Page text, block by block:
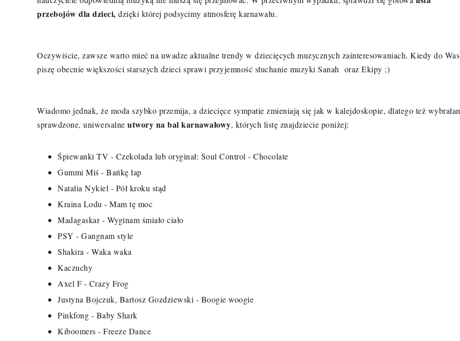
przebojów dla dzieci, dzięki której podsycimy atmosferę karnawału.
Oczywiście, zawsze warto mieć na uwadze aktualne trendy w dziecięcych muzycznych zainteresowaniach. Kiedy do Was
piszę obecnie większości starszych dzieci sprawi przyjemność słuchanie muzyki Sanah oraz Ekipy ;)
Wiadomo jednak, że moda szybko przemija, a dziecięce sympatie zmieniają się jak w kalejdoskopie, dlatego też
sprawdzone, uniwersalne utwory na bal karnawałowy, których listę znajdziecie poniżej:
Śpiewanki TV - Czekolada lub oryginał: Soul Control - Chocolate
Gummi Miś - Bańkę łap
Natalia Nykiel - Pół kroku stąd
Kraina Lodu - Mam tę moc
Madagaskar - Wyginam śmiało ciało
PSY - Gangnam style
Shakira - Waka waka
Kaczuchy
Axel F - Crazy Frog
Justyna Bojczuk, Bartosz Gozdziewski - Boogie woogie
Pinkfong - Baby Shark
Kiboomers - Freeze Dance